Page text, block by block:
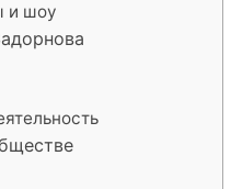
и шоу